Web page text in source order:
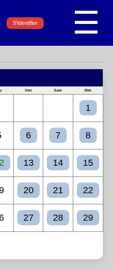
S'identifier ☰
Ven Sam Dim
1
6 7 8
13 14 15
20 21 22
27 28 29